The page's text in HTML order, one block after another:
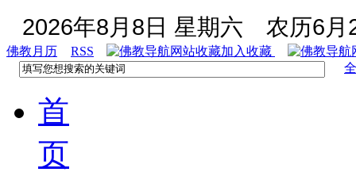
2026年8月8日 星期六 农历6月
佛教月历 RSS
加入收藏
首
页